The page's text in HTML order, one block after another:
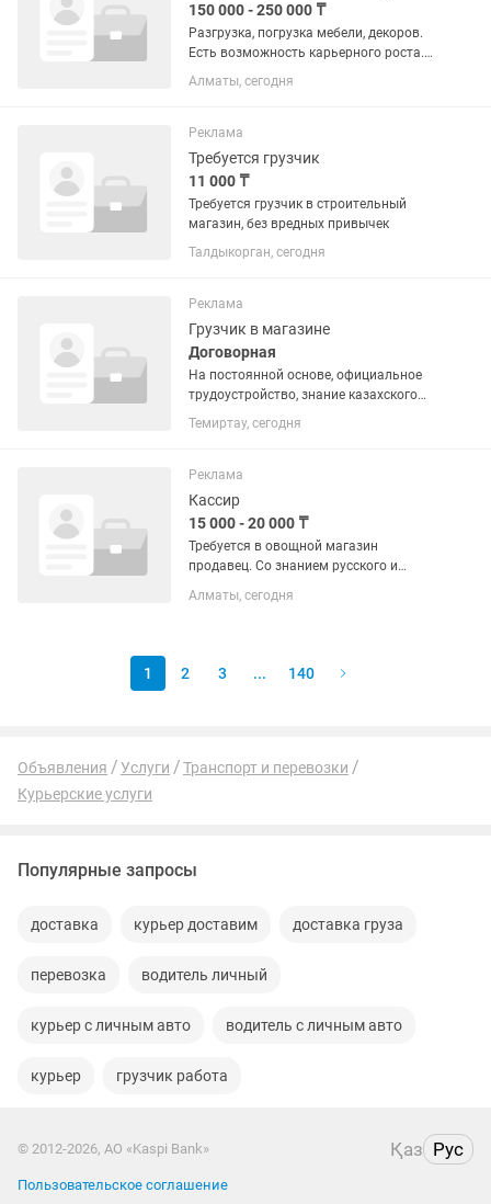
150 000 - 250 000 ₸
Разгрузка, погрузка мебели, декоров.
Есть возможность карьерного роста.
Требуются ответственные работники
для постоянной работы. Можно с
Алматы, сегодня
Реклама
Требуется грузчик
11 000 ₸
Требуется грузчик в строительный
магазин, без вредных привычек
Талдыкорган, сегодня
Реклама
Грузчик в магазине
Договорная
На постоянной основе, официальное
трудоустройство, знание казахского
языка обязательно!
Пунктуальность,без вредных
Темиртау, сегодня
Реклама
Кассир
15 000 - 20 000 ₸
Требуется в овощной магазин
продавец. Со знанием русского и
ответственность, чистоплотность,
30лет, только...
Алматы, сегодня
1 2 3 ... 140
Объявления Услуги
Транспорт и перевозки
Курьерские услуги
Популярные запросы
доставка курьер доставим доставка груза
перевозка водитель личный
курьер с личным авто водитель с личным авто
курьер грузчик работа
© 2012-2026, АО «Kaspi Bank» Қаз Рус
Пользовательское соглашение